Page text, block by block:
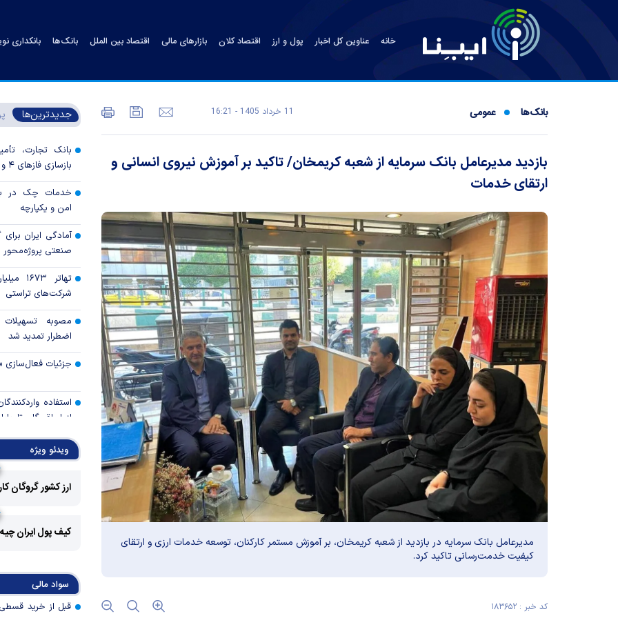
خانه عناوین کل اخبار پول و ارز اقتصاد کلان بازارهای مالی اقتصاد بین الملل بانک‌ها بانکداری
بانک‌ها عمومی 11 خرداد 1405 - 16:21
بازدید مدیرعامل بانک سرمایه از شعبه کریمخان/ تاکید بر آموزش نیروی انسانی و
ارتقای خدمات
مدیرعامل بانک سرمایه در بازدید از شعبه کریمخان، بر آموزش مستمر کارکنان، توسعه خدمات ارزی و ارتقای
کیفیت خدمت‌رسانی تاکید کرد.
کد خبر : ۱۸۳۶۵۲
جدیدترین‌ها
بانک تجارت،
بازسازی فاز‌های ۴ و ۵ پارس جنوبی
خدمات چک در
امن و یکپارچه
آمادگی ایران
صنعتی
تهاتر
شرکت‌های تراستی
مصوبه
اضطرار تمدید شد
جزئیات فعال‌سازی
استفاده
رالی وال‌استریت،
جهان با
پروژه‌ها در اولویت
اولویت‌های
اقتصاد جنگی
ویدئو ویژه
ارز کشور گروگان
کیف پول ایران
سواد مالی